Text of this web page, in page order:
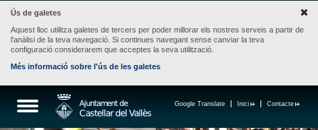
Ús de galetes
Aquest lloc utilitza galetes de tercers per poder millorar els nostres serveis a partir de
l'anàlisi de la teva navegació. Si continues navegant sense canviar la teva
configuració considerarem que acceptes la seva utilització.
Més informació sobre l'ús de les galetes
Contacte
Inici
Google Translate